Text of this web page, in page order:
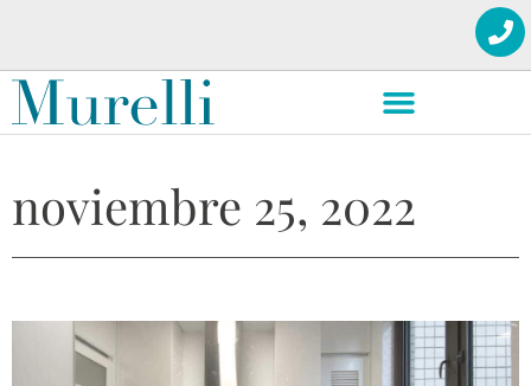
noviembre 25, 2022